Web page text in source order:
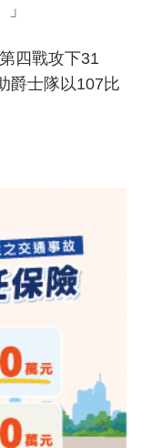
四戰攻下31
爵士隊以107比